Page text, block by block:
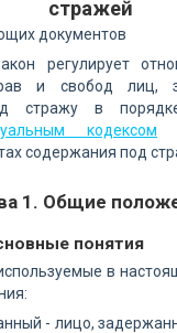
стражей
документов
регулирует
и свобод лиц,
стражу в
кодексом
содержания под
1. Общие
понятия
в
- лицо,